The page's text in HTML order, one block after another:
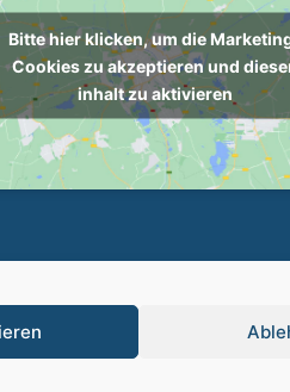
Bitte hier klicken, um die
Cookies zu akzeptieren und
inhalt zu aktivieren
(EU)|Impressum